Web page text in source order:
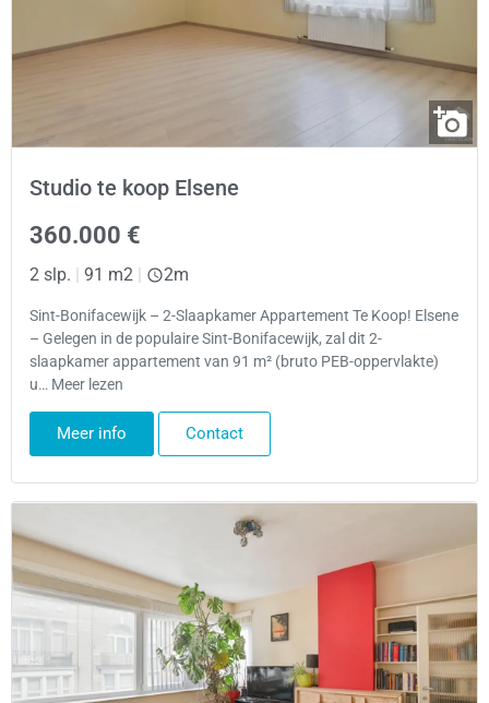
Studio te koop Elsene
360.000 €
2 slp. 91 m2 2m
Sint-Bonifacewijk – 2-Slaapkamer Appartement Te Koop! Elsene
– Gelegen in de populaire Sint-Bonifacewijk, zal dit 2-
slaapkamer appartement van 91 m² (bruto PEB-oppervlakte)
u… Meer lezen
Meer info Contact